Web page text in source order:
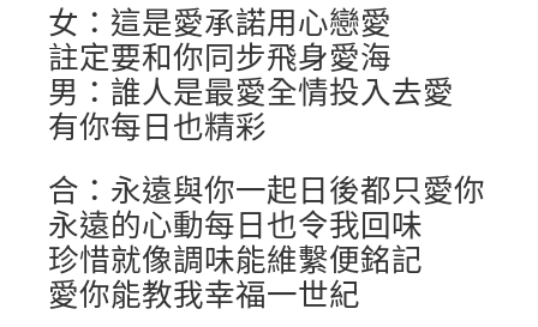
女：這是愛承諾用心戀愛
註定要和你同步飛身愛海
男：誰人是最愛全情投入去愛
有你每日也精彩
合：永遠與你一起日後都只愛你
永遠的心動每日也令我回味
珍惜就像調味能維繫便銘記
愛你能教我幸福一世紀